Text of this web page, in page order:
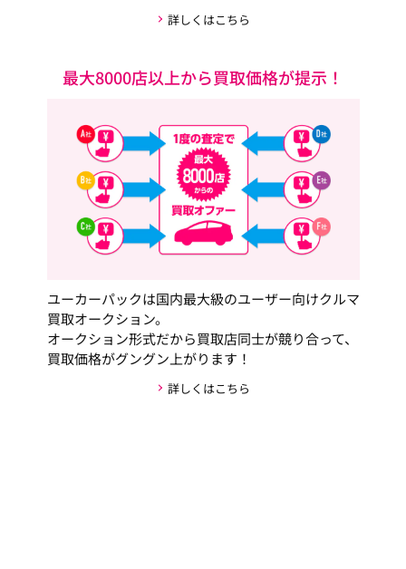
詳しくはこちら
最大8000店以上から買取価格が提示！
ユーカーパックは国内最大級のユーザー向けクルマ
買取オークション。
オークション形式だから買取店同士が競り合って、
買取価格がグングン上がります！
詳しくはこちら